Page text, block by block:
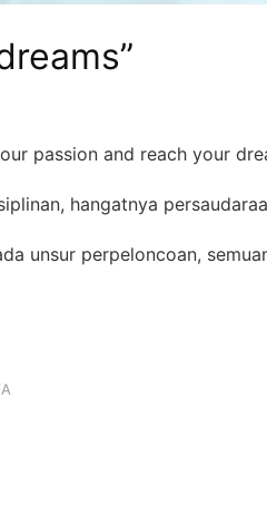
passion and reach your
hangatnya
unsur perpeloncoan,